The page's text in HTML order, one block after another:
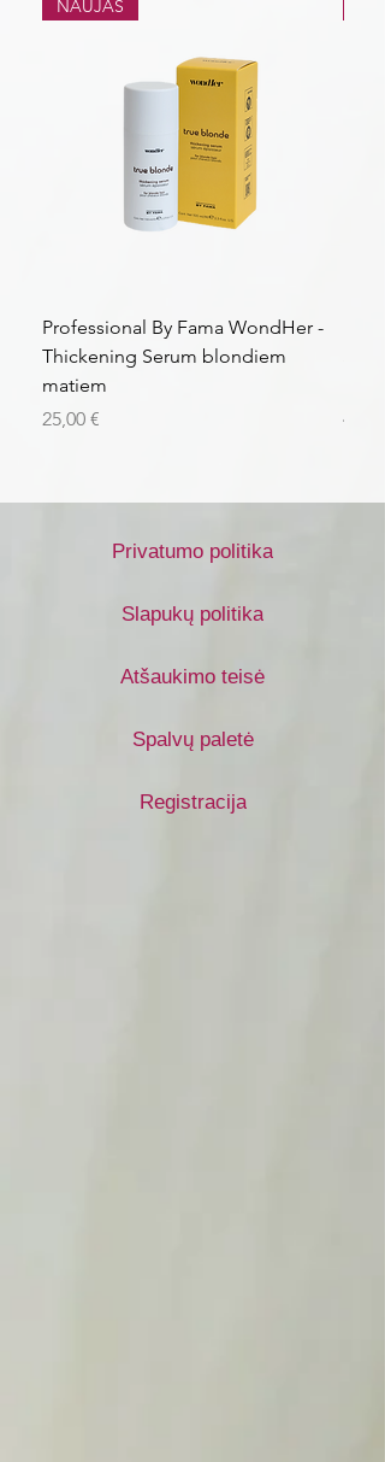
NAUJAS
Professional By Fama WondHer -
Thickening Serum blondiem
matiem
Kaina
25,00 €
Kaina
43,56
Privatumo politika
Slapukų politika
Atšaukimo teisė
Spalvų paletė
Registracija